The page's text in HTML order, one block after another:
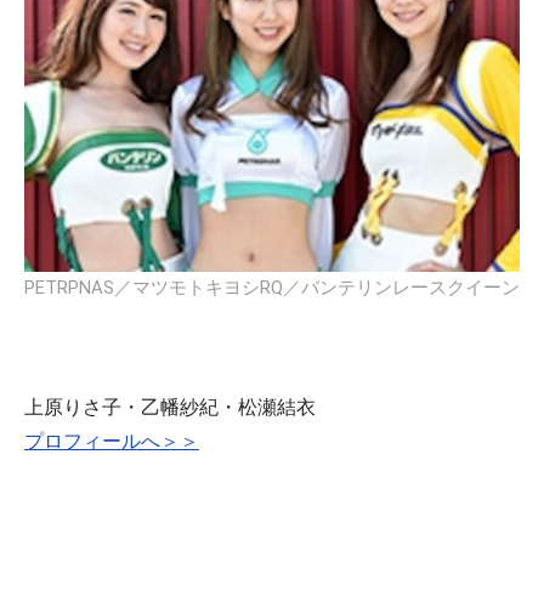
PETRPNAS／マツモトキヨシRQ／バンテリンレースクイーン
上原りさ子・乙幡紗紀・松瀬結衣
プロフィールへ＞＞